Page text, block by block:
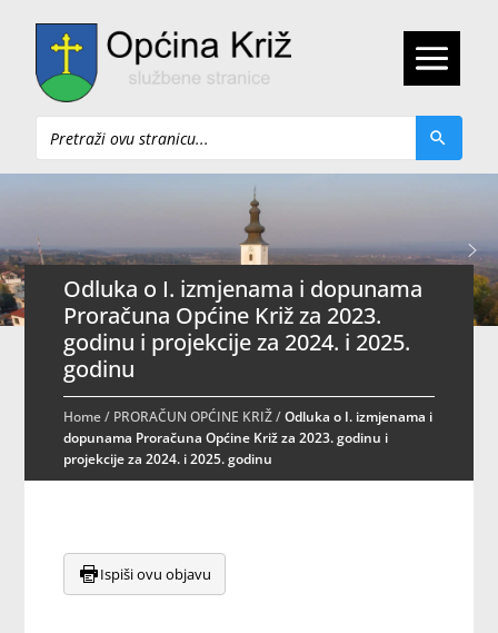
Pretraži
Odluka o I. izmjenama i dopunama
Proračuna Općine Križ za 2023.
godinu i projekcije za 2024. i 2025.
godinu
Home/ PRORAČUN OPĆINE KRIŽ/Odluka o I. izmjenama i
dopunama Proračuna Općine Križ za 2023. godinu i
projekcije za 2024. i 2025. godinu
Ispiši ovu objavu